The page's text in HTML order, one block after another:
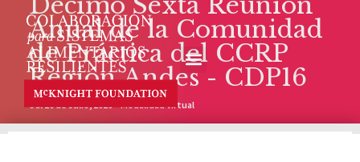
Anual de la Comunidad
de Práctica del CCRP
Región Andes - CDP16
6 al 16 de Julio, 2020 – Modalidad Virtual